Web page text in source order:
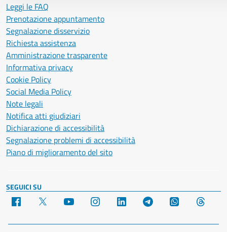
Leggi le FAQ
Prenotazione appuntamento
Segnalazione disservizio
Richiesta assistenza
Amministrazione trasparente
Informativa privacy
Cookie Policy
Social Media Policy
Note legali
Notifica atti giudiziari
Dichiarazione di accessibilità
Segnalazione problemi di accessibilità
Piano di miglioramento del sito
SEGUICI SU
Facebook YouTube Instagram LinkedIn Telegram WhatsApp